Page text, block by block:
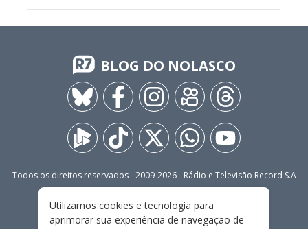
BLOG DO NOLASCO
Todos os direitos reservados - 2009-2026- Rádio e Televisão Record S.A
FALE CONOSCO
PRIVACIDADE
Utilizamos cookies e tecnologia para
aprimorar sua experiência de navegação de